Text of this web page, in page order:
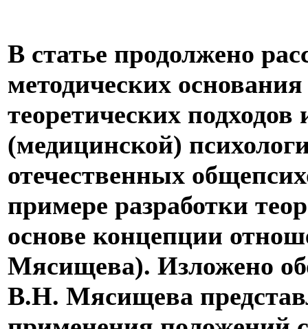
В статье продолжено
методических
теоретических
(медицинской)
отечественных
примере разработки
основе концепции
Мясищева). Изложено
В.Н. Мясищева